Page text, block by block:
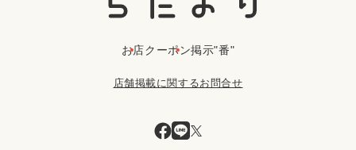
お店クーポン掲示"番"
店舗掲載に関するお問合せ